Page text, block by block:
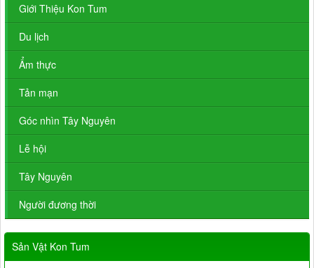
Giới Thiệu Kon Tum
Du lịch
Ẩm thực
Tản mạn
Góc nhìn Tây Nguyên
Lễ hội
Tây Nguyên
Người đương thời
Sản Vật Kon Tum